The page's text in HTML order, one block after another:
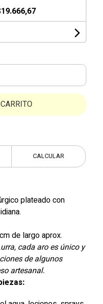
CALCULAR
plateado con
de largo aprox.
cada aro es único y
de algunos
artesanal.